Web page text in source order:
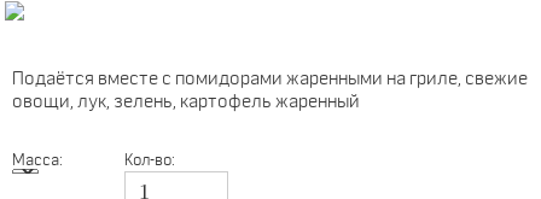
Подаётся вместе с помидорами жаренными на гриле, свежие
овощи, лук, зелень, картофель жаренный
Масса: Кол-во: